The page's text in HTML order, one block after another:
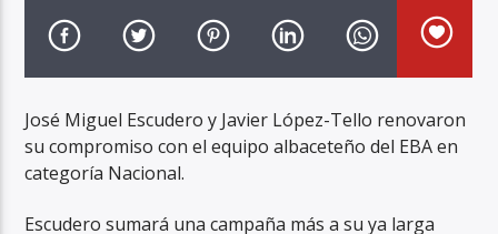
José Miguel Escudero y Javier López-Tello renovaron
su compromiso con el equipo albaceteño del EBA en
categoría Nacional.
Escudero sumará una campaña más a su ya larga